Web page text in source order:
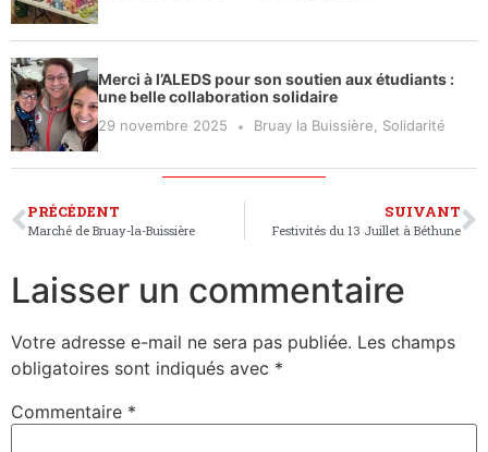
Merci à l’ALEDS pour son soutien aux étudiants :
une belle collaboration solidaire
29 novembre 2025 Bruay la Buissière Solidarité
PRÉCÉDENT
Marché de Bruay-la-Buissière
SUIVANT
Festivités du 13 Juillet à Béthune
Laisser un commentaire
Votre adresse e-mail ne sera pas publiée. Les champs
obligatoires sont indiqués avec *
Commentaire *